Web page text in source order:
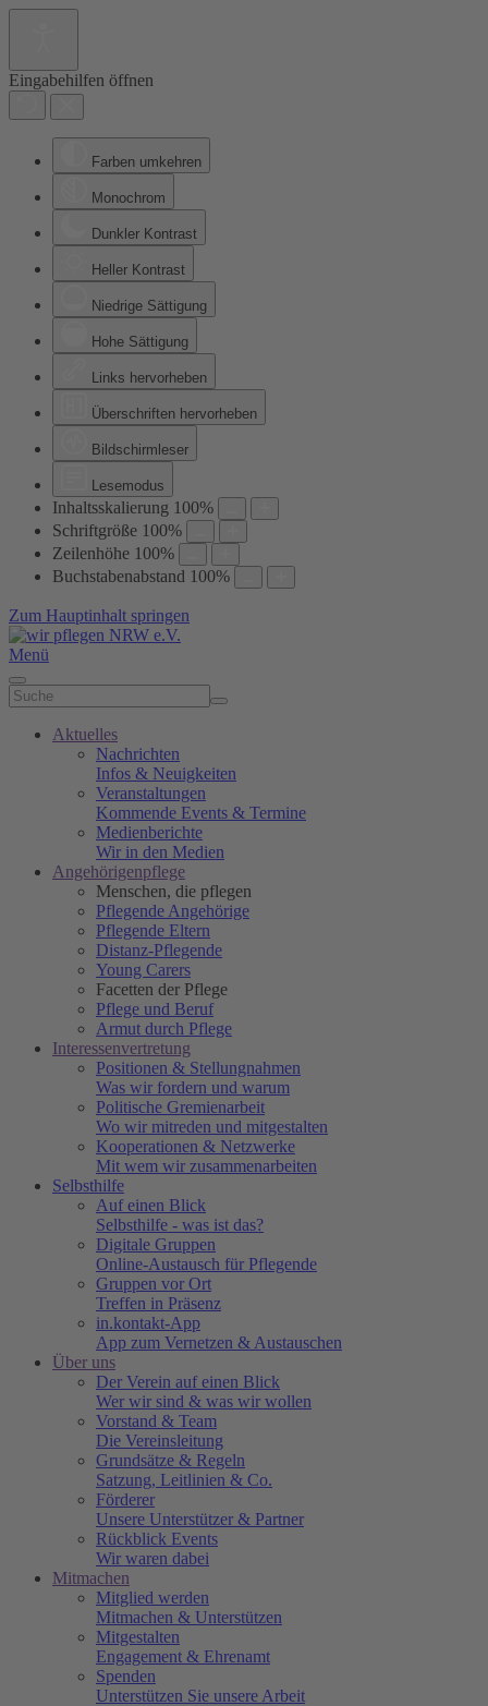
Eingabehilfen öffnen
Farben umkehren
Monochrom
Dunkler Kontrast
Heller Kontrast
Niedrige Sättigung
Hohe Sättigung
Links hervorheben
Überschriften hervorheben
Bildschirmleser
Lesemodus
Inhaltsskalierung 100%
Schriftgröße 100%
Zeilenhöhe 100%
Buchstabenabstand 100%
Zum Hauptinhalt springen
Menü
Aktuelles
Nachrichten
Infos & Neuigkeiten
Veranstaltungen
Kommende Events & Termine
Medienberichte
Wir in den Medien
Angehörigenpflege
Menschen, die pflegen
Pflegende Angehörige
Pflegende Eltern
Distanz-Pflegende
Young Carers
Facetten der Pflege
Pflege und Beruf
Armut durch Pflege
Interessenvertretung
Positionen & Stellungnahmen
Was wir fordern und warum
Politische Gremienarbeit
Wo wir mitreden und mitgestalten
Kooperationen & Netzwerke
Mit wem wir zusammenarbeiten
Selbsthilfe
Auf einen Blick
Selbsthilfe - was ist das?
Digitale Gruppen
Online-Austausch für Pflegende
Gruppen vor Ort
Treffen in Präsenz
in.kontakt-App
App zum Vernetzen & Austauschen
Über uns
Der Verein auf einen Blick
Wer wir sind & was wir wollen
Vorstand & Team
Die Vereinsleitung
Grundsätze & Regeln
Satzung, Leitlinien & Co.
Förderer
Unsere Unterstützer & Partner
Rückblick Events
Wir waren dabei
Mitmachen
Mitglied werden
Mitmachen & Unterstützen
Mitgestalten
Engagement & Ehrenamt
Spenden
Unterstützen Sie unsere Arbeit